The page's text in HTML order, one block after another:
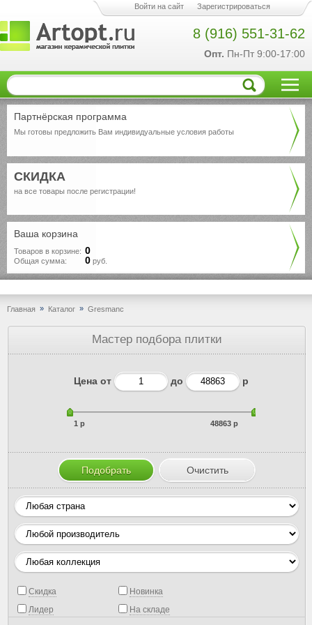
Войти на сайт Зарегистрироваться
8 (916) 551-31-62
Опт. Пн-Пт 9:00-17:00
Партнёрская программа
Мы готовы предложить Вам индивидуальные условия работы
СКИДКА
на все товары после регистрации!
Ваша корзина
Товаров в корзине: 0
Общая сумма: 0 руб.
Главная » Каталог » Gresmanc
Мастер подбора плитки
Цена от до р
1 р 48863 р
Скидка
Новинка
Лидер
На складе